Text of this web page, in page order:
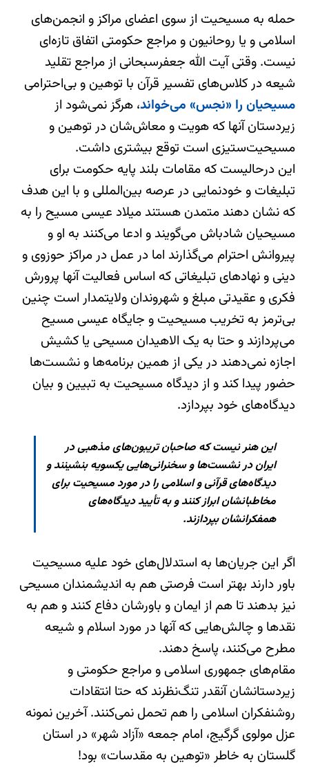
حمله به مسیحیت از سوی اعضای مراکز و انجمن‌های
اسلامی و یا روحانیون و مراجع حکومتی اتفاق تازه‌ای
نیست. وقتی آیت الله جعفرسبحانی از مراجع تقلید
شیعه در کلاس‌های تفسیر قرآن با توهین و بی‌احترامی
مسیحیان را «نجس» می‌خواند، هرگز نمی‌شود از
زیردستان آنها که هویت و معاش‌شان در توهین و
مسیحیت‌ستیزی است توقع بیشتری داشت.
این درحالیست که مقامات بلند پایه حکومت برای
تبلیغات و خودنمایی در عرصه بین‌المللی و با این هدف
که نشان دهند متمدن هستند میلاد عیسی مسیح را به
مسیحیان شادباش می‌گویند و ادعا می‌کنند به او و
پیروانش احترام می‌گذارند اما در عمل در مراکز حوزوی و
دینی و نهادهای تبلیغاتی که اساس فعالیت آنها پرورش
فکری و عقیدتی مبلغ و شهروندان ولایتمدار است چنین
بی‌ترمز به تخریب مسیحیت و جایگاه عیسی مسیح
می‌پردازند و حتا به یک الاهيدان مسیحی یا کشیش
اجازه نمی‌دهند در یکی از همین برنامه‌ها و نشست‌ها
حضور پیدا کند و از دیدگاه مسیحیت به تبیین و بیان
دیدگاه‌های خود بپردازد.
این هنر نیست که صاحبان تریبون‌های مذهبی در
ایران در نشست‌ها و سخنرانی‌هایی یکسویه بنشینند و
دیدگاه‌های قرآنی و اسلامی را در مورد مسیحیت برای
مخاطبانشان ابراز کنند و به تأیید دیدگاه‌های
همفکرانشان بپردازند.
اگر این جریان‌ها به استدلال‌های خود علیه مسیحیت
باور دارند بهتر است فرصتی هم به اندیشمندان مسیحی
نیز بدهند تا هم از ایمان و باورشان دفاع کنند و هم به
نقدها و چالش‌هایی که آنها در مورد اسلام و شیعه
مطرح می‌کنند، پاسخ دهند.
مقام‌های جمهوری اسلامی و مراجع حکومتی و
زیردستانشان آنقدر تنگ‌نظرند که حتا انتقادات
روشنفکران اسلامی را هم تحمل نمی‌کنند. آخرین نمونه
عزل مولوی گرگیج، امام جمعه «آزاد شهر» در استان
گلستان به خاطر «توهین به مقدسات» بود!